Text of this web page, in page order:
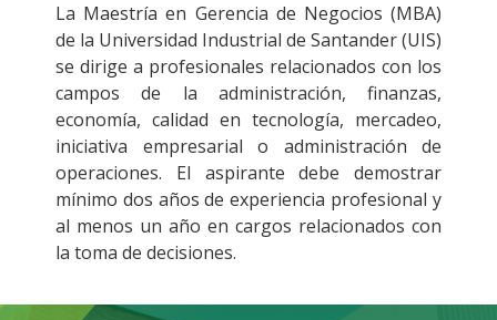
La Maestría en Gerencia de Negocios (MBA)
de la Universidad Industrial de Santander (UIS)
se dirige a profesionales relacionados con los
campos de la administración, finanzas,
economía, calidad en tecnología, mercadeo,
iniciativa empresarial o administración de
operaciones. El aspirante debe demostrar
mínimo dos años de experiencia profesional y
al menos un año en cargos relacionados con
la toma de decisiones.